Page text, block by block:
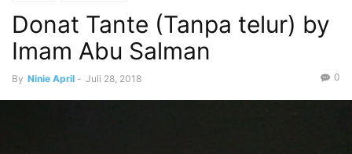
Donat Tante (Tanpa telur) by
Imam Abu Salman
By Ninie April - Juli 28, 2018 0